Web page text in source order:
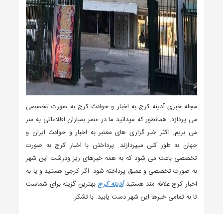
مجله خبری آدینه کرج به اخبار و حوادث کرج به صورت تخصصی
می پردازد. همانطور که میدانید ما در عصر بمباران اطلاعاتی به سر
می بریم. اکثر خبر گزاری های معتبر به اخبار و حوادث ایران و
جهان به طور کلی میپردازند. پرداختن با اخبار کرج به صورت
تخصصی باعث می شود که به همه خبرهای ریز ودرشت این شهر
به صورت تخصصی و عمیق پرداخته شود. اگر کرجی هستید و یا به
اخبار کرج علاقه مند هستیدآدینه کرجبهترین گزینه برای شماست
تا به تمامی خبرها این شهر دست یابید. با تشکر.